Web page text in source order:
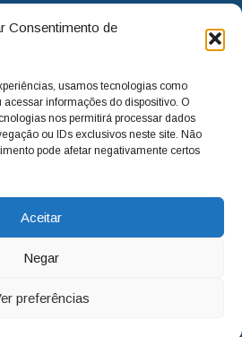
Consentimento de
usamos tecnologias como
informações do dispositivo. O
nos permitirá processar dados
ou IDs exclusivos neste site. Não
pode afetar negativamente certos
Aceitar
Negar
preferências
que naquela época só existiam
30 anos, o jornal continua
melhores notícias. Nunca
do cidadão, sempre
públicos em busca de melhorias
resoluções para casos
(19) 3929-6225